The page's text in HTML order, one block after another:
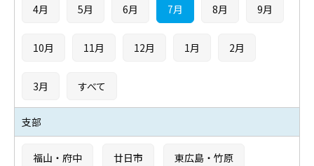
4月 5月 6月 7月 8月 9月
10月 11月 12月 1月 2月
3月 すべて
支部
福山・府中 廿日市 東広島・竹原